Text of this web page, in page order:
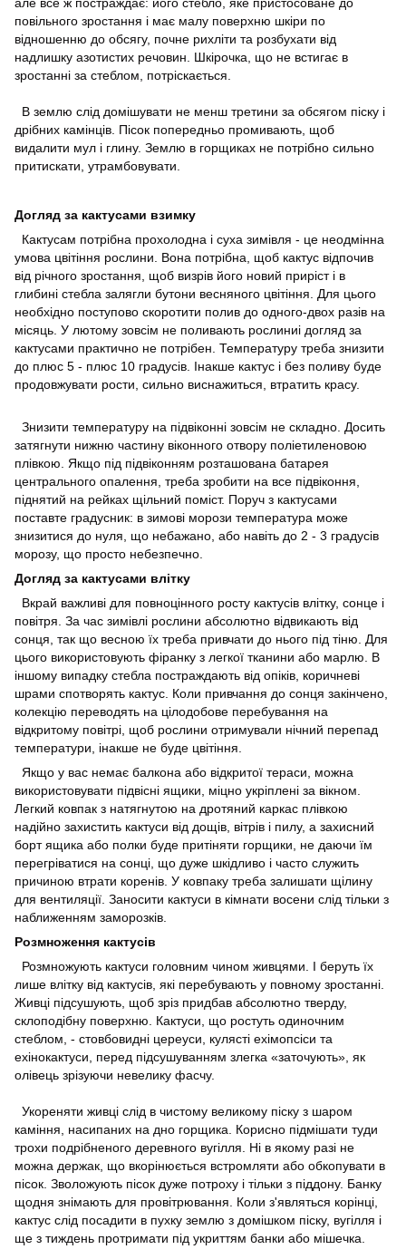
повільного зростання і має малу поверхню шкіри по
відношенню до обсягу, почне рихліти та розбухати від
надлишку азотистих речовин. Шкірочка, що не встигає в
зростанні за стеблом, потріскається.
В землю слід домішувати не менш третини за обсягом піску і
дрібних камінців. Пісок попередньо промивають, щоб
видалити мул і глину. Землю в горщиках не потрібно сильно
притискати, утрамбовувати.
Догляд за кактусами взимку
Кактусам потрібна прохолодна і суха зимівля - це неодмінна
умова цвітіння рослини. Вона потрібна, щоб кактус відпочив
від річного зростання, щоб визрів його новий приріст і в
глибині стебла залягли бутони весняного цвітіння. Для цього
необхідно поступово скоротити полив до одного-двох разів на
місяць. У лютому зовсім не поливають рослиниі догляд за
кактусами практично не потрібен. Температуру треба знизити
до плюс 5 - плюс 10 градусів. Інакше кактус і без поливу буде
продовжувати рости, сильно виснажиться, втратить красу.
Знизити температуру на підвіконні зовсім не складно. Досить
затягнути нижню частину віконного отвору поліетиленовою
плівкою. Якщо під підвіконням розташована батарея
центрального опалення, треба зробити на все підвіконня,
піднятий на рейках щільний поміст. Поруч з кактусами
поставте градусник: в зимові морози температура може
знизитися до нуля, що небажано, або навіть до 2 - 3 градусів
морозу, що просто небезпечно.
Догляд за кактусами влітку
Вкрай важливі для повноцінного росту кактусів влітку, сонце і
повітря. За час зимівлі рослини абсолютно відвикають від
сонця, так що весною їх треба привчати до нього під тіню. Для
цього використовують фіранку з легкої тканини або марлю. В
іншому випадку стебла постраждають від опіків, коричневі
шрами спотворять кактус. Коли привчання до сонця закінчено,
колекцію переводять на цілодобове перебування на
відкритому повітрі, щоб рослини отримували нічний перепад
температури, інакше не буде цвітіння.
Якщо у вас немає балкона або відкритої тераси, можна
використовувати підвісні ящики, міцно укріплені за вікном.
Легкий ковпак з натягнутою на дротяний каркас плівкою
надійно захистить кактуси від дощів, вітрів і пилу, а захисний
борт ящика або полки буде притіняти горщики, не даючи їм
перегріватися на сонці, що дуже шкідливо і часто служить
причиною втрати коренів. У ковпаку треба залишати щілину
для вентиляції. Заносити кактуси в кімнати восени слід тільки з
наближенням заморозків.
Розмноження кактусів
Розмножують кактуси головним чином живцями. І беруть їх
лише влітку від кактусів, які перебувають у повному зростанні.
Живці підсушують, щоб зріз придбав абсолютно тверду,
склоподібну поверхню. Кактуси, що ростуть одиночним
стеблом, - стовбовидні цереуси, кулясті ехімопсіси та
ехінокактуси, перед підсушуванням злегка «заточують», як
олівець зрізуючи невелику фасчу.
Укореняти живці слід в чистому великому піску з шаром
каміння, насипаних на дно горщика. Корисно підмішати туди
трохи подрібненого деревного вугілля. Ні в якому разі не
можна держак, що вкорінюється встромляти або обкопувати в
пісок. Зволожують пісок дуже потроху і тільки з піддону. Банку
щодня знімають для провітрювання. Коли з'являться корінці,
кактус слід посадити в пухку землю з домішком піску, вугілля і
ще з тиждень протримати під укриттям банки або мішечка.